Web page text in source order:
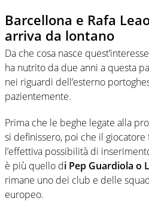
Barcellona e Rafa
arriva da lontano
Da che cosa nasce
ha nutrito da due anni a questa
nei riguardi dell’esterno
pazientemente.
Prima che le beghe legate alla
si definissero, poi che il
l’effettiva possibilità di
è più quello di Pep Guardiola o
rimane uno dei club e delle
europeo.